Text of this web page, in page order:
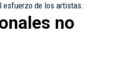
esfuerzo de los artistas.
no